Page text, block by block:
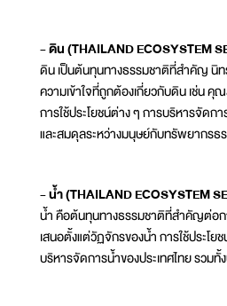
- ดิน (THAILAND ECOSYSTEM
ดิน เป็นต้นทุนทางธรรมชาติที่สำคัญ นิท
ความเข้าใจที่ถูกต้องเกี่ยวกับดิน เช่น
การใช้ประโยชน์ต่าง ๆ การบริหารจัดก
และสมดุลระหว่างมนุษย์กับทรัพยากรธ
- น้ำ (THAILAND ECOSYSTEM
น้ำ คือต้นทุนทางธรรมชาติที่สำคัญต่อ
เสนอตั้งแต่วัฏจักรของน้ำ การใช้ประโย
บริหารจัดการน้ำของประเทศไทย รวม